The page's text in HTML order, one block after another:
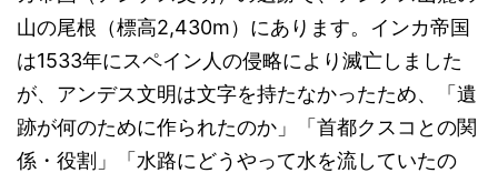
山の尾根（標高2,430m）にあります。インカ帝国
は1533年にスペイン人の侵略により滅亡しました
が、アンデス文明は文字を持たなかったため、「遺
跡が何のために作られたのか」「首都クスコとの関
係・役割」「水路にどうやって水を流していたの